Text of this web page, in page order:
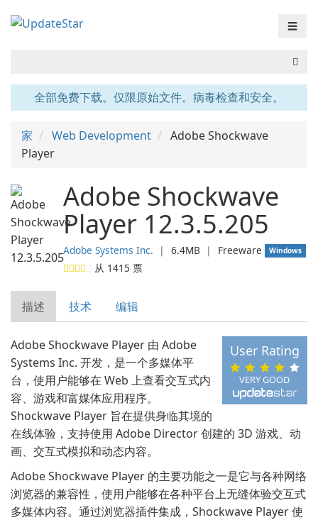
☰
全部免费下载。仅限原始文件。病毒检查和安全。
家 Web Development
Adobe Shockwave
Player
Adobe Shockwave
Player 12.3.5.205
Adobe Systems Inc. ❘ 6.4MB ❘ Freeware Windows
从 1415 票
描述 技术 编辑
VERY GOOD
User Rating
Adobe Shockwave Player 由 Adobe
Systems Inc. 开发，是一个多媒体平
台，使用户能够在 Web 上查看交互式内
容、游戏和富媒体应用程序。
Shockwave Player 旨在提供身临其境的
在线体验，支持使用 Adobe Director 创建的 3D 游戏、动
画、交互式模拟和动态内容。
Adobe Shockwave Player 的主要功能之一是它与各种网络
浏览器的兼容性，使用户能够在各种平台上无缝体验交互式
多媒体内容。通过浏览器插件集成，Shockwave Player 使